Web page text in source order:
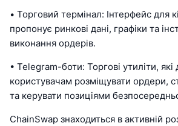
• Торговий термінал: Інтерфейс для
пропонує ринкові дані, графіки та
виконання ордерів.
• Telegram-боти: Торгові утиліти,
користувачам розміщувати ордери,
та керувати позиціями
ChainSwap знаходиться в активній